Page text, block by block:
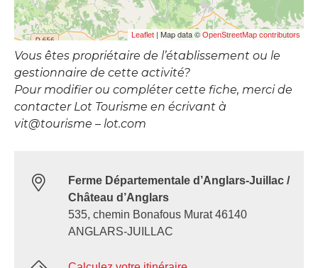
Leaflet | Map data © OpenStreetMap contributors
Vous êtes propriétaire de l’établissement ou le
gestionnaire de cette activité?
Pour modifier ou compléter cette fiche, merci de
contacter Lot Tourisme en écrivant à
vit@tourisme – lot.com
Ferme Départementale d’Anglars-Juillac /
Château d’Anglars
535, chemin Bonafous Murat 46140
ANGLARS-JUILLAC